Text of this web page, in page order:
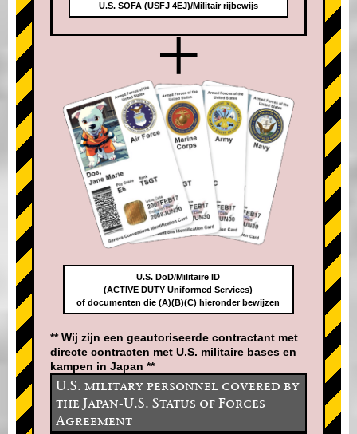
U.S. SOFA (USFJ 4EJ)/Militair rijbewijs
+
U.S. DoD/Militaire ID
(ACTIVE DUTY Uniformed Services)
of documenten die (A)(B)(C) hieronder bewijzen
** Wij zijn een geautoriseerde contractant met
directe contracten met U.S. militaire bases en
kampen in Japan **
U.S. military personnel covered by
the Japan-U.S. Status of Forces
Agreement